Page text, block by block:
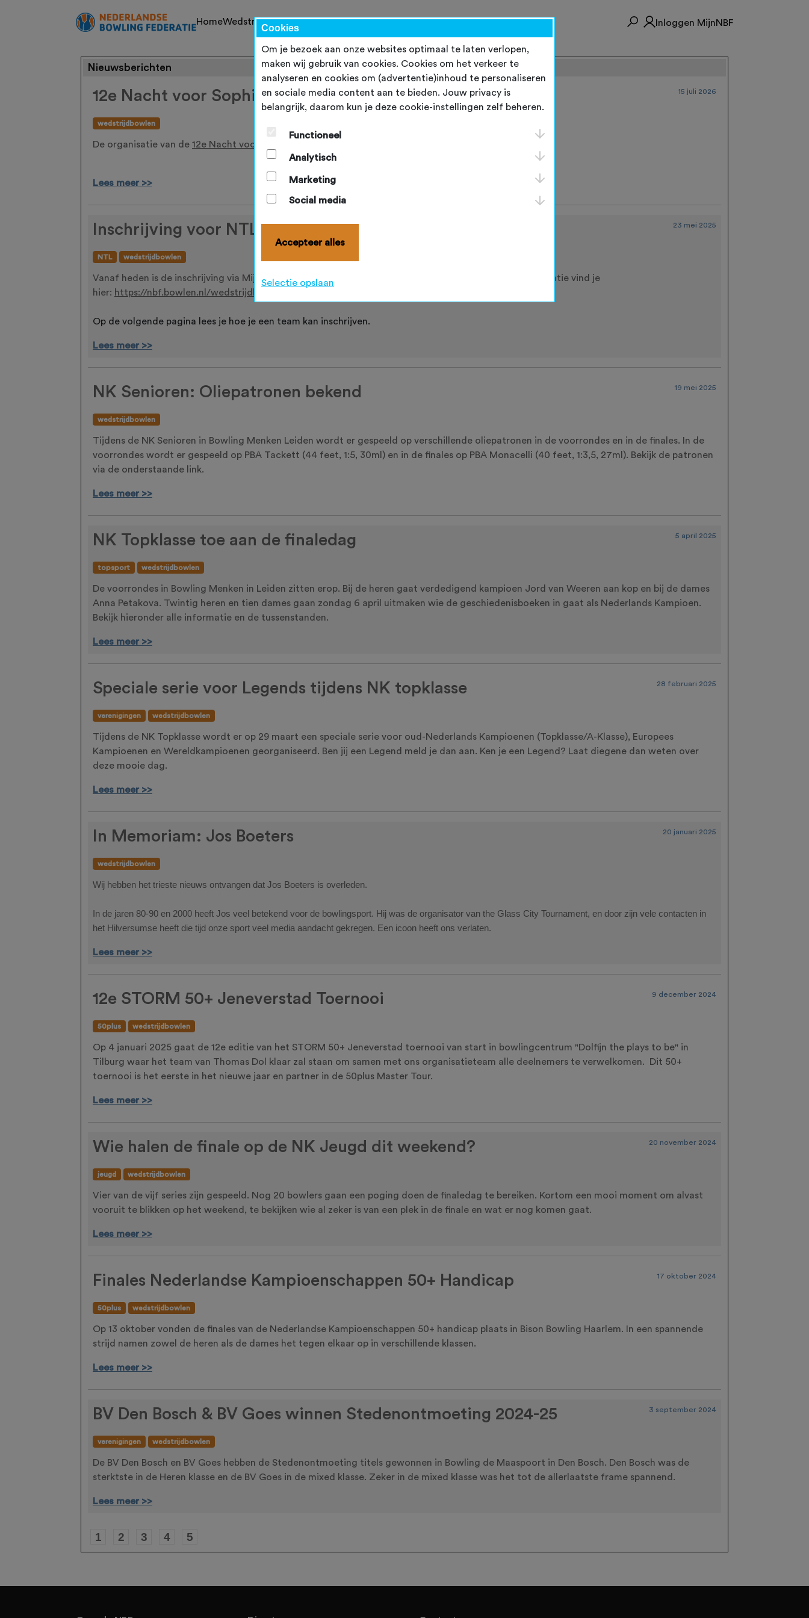
Inloggen MijnNBF
HomeWedstrijdkalenderNBF-evenementenOndersteuningTopsportWord lid
Nieuwsberichten
12e Nacht voor Sophia 15 juli 2026
wedstrijdbowlen
De organisatie van de 12e Nacht voor Sophia
Lees meer >>
Inschrijving voor NTL seizoen 2025-2026 geopend! 23 mei 2025
NTL wedstrijdbowlen
Vanaf heden is de inschrijving via MijnNBF geopend voor de diverse NTL-competities. Algemene informatie vind je
hier: https://nbf.bowlen.nl/wedstrijdbowlen/nationale-trio-leagues
Op de volgende pagina lees je hoe je een team kan inschrijven.
Lees meer >>
NK Senioren: Oliepatronen bekend 19 mei 2025
wedstrijdbowlen
Tijdens de NK Senioren in Bowling Menken Leiden wordt er gespeeld op verschillende oliepatronen in de voorrondes en in de finales. In de
voorrondes wordt er gespeeld op PBA Tackett (44 feet, 1:5, 30ml) en in de finales op PBA Monacelli (40 feet, 1:3,5, 27ml). Bekijk de patronen
via de onderstaande link.
Lees meer >>
NK Topklasse toe aan de finaledag 5 april 2025
topsport wedstrijdbowlen
De voorrondes in Bowling Menken in Leiden zitten erop. Bij de heren gaat verdedigend kampioen Jord van Weeren aan kop en bij de dames
Anna Petakova. Twintig heren en tien dames gaan zondag 6 april uitmaken wie de geschiedenisboeken in gaat als Nederlands Kampioen.
Bekijk hieronder alle informatie en de tussenstanden.
Lees meer >>
Speciale serie voor Legends tijdens NK topklasse 28 februari 2025
verenigingen wedstrijdbowlen
Tijdens de NK Topklasse wordt er op 29 maart een speciale serie voor oud-Nederlands Kampioenen (Topklasse/A-Klasse), Europees
Kampioenen en Wereldkampioenen georganiseerd. Ben jij een Legend meld je dan aan. Ken je een Legend? Laat diegene dan weten over
deze mooie dag.
Lees meer >>
In Memoriam: Jos Boeters 20 januari 2025
wedstrijdbowlen
Wij hebben het trieste nieuws ontvangen dat Jos Boeters is overleden.
In de jaren 80-90 en 2000 heeft Jos veel betekend voor de bowlingsport. Hij was de organisator van the Glass City Tournament, en door zijn vele contacten in
het Hilversumse heeft die tijd onze sport veel media aandacht gekregen. Een icoon heeft ons verlaten.
Lees meer >>
12e STORM 50+ Jeneverstad Toernooi 9 december 2024
50plus wedstrijdbowlen
Op 4 januari 2025 gaat de 12e editie van het STORM 50+ Jeneverstad toernooi van start in bowlingcentrum "Dolfijn the plays to be" in
Tilburg waar het team van Thomas Dol klaar zal staan om samen met ons organisatieteam alle deelnemers te verwelkomen. Dit 50+
toernooi is het eerste in het nieuwe jaar en partner in de 50plus Master Tour.
Lees meer >>
Wie halen de finale op de NK Jeugd dit weekend? 20 november 2024
jeugd wedstrijdbowlen
Vier van de vijf series zijn gespeeld. Nog 20 bowlers gaan een poging doen de finaledag te bereiken. Kortom een mooi moment om alvast
vooruit te blikken op het weekend, te bekijken wie al zeker is van een plek in de finale en wat er nog komen gaat.
Lees meer >>
Finales Nederlandse Kampioenschappen 50+ Handicap 17 oktober 2024
50plus wedstrijdbowlen
Op 13 oktober vonden de finales van de Nederlandse Kampioenschappen 50+ handicap plaats in Bison Bowling Haarlem. In een spannende
strijd namen zowel de heren als de dames het tegen elkaar op in verschillende klassen.
Lees meer >>
BV Den Bosch & BV Goes winnen Stedenontmoeting 2024-25 3 september 2024
verenigingen wedstrijdbowlen
De BV Den Bosch en BV Goes hebben de Stedenontmoeting titels gewonnen in Bowling de Maaspoort in Den Bosch. Den Bosch was de
sterktste in de Heren klasse en de BV Goes in de mixed klasse. Zeker in de mixed klasse was het tot de allerlaatste frame spannend.
Lees meer >>
1 2 3 4 5
Cookies
Om je bezoek aan onze websites optimaal te laten verlopen,
maken wij gebruik van cookies. Cookies om het verkeer te
analyseren en cookies om (advertentie)inhoud te personaliseren
en sociale media content aan te bieden. Jouw privacy is
belangrijk, daarom kun je deze cookie-instellingen zelf beheren.
Functioneel
Analytisch
Marketing
Social media
Accepteer alles
Selectie opslaan